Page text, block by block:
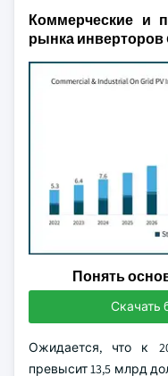
Коммерческие и
рынка инверторов
Понять
Скачать
Ожидается, что к
превысит 13,5 млрд